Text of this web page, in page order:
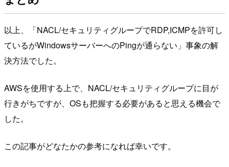
以上、「NACL/セキュリティグループでRDP,ICMPを許可し
ているがWindowsサーバーへのPingが通らない」事象の解
決方法でした。
AWSを使用する上で、NACL/セキュリティグループに目が
行きがちですが、OSも把握する必要があると思える機会で
した。
この記事がどなたかの参考になれば幸いです。